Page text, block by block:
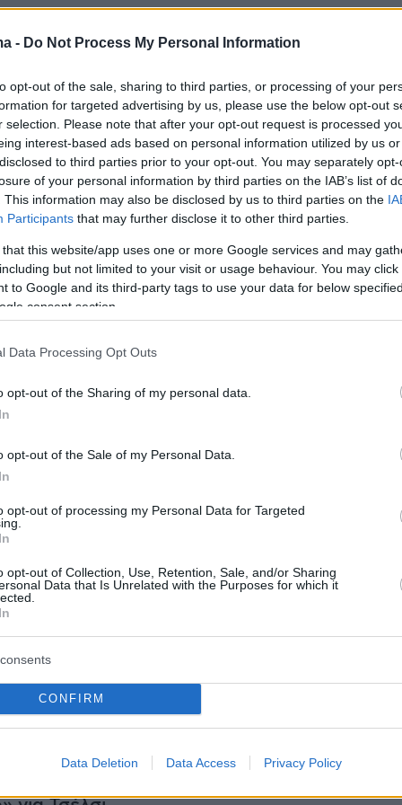
- Do Not Process My Personal Information
opt-out of the sale, sharing to third parties, or processing of your
for targeted advertising by us, please use the below opt-out
selection. Please note that after your opt-out request is processed
interest-based ads based on personal information utilized by us
to third parties prior to your opt-out. You may separately
of your personal information by third parties on the IAB’s list of
This information may also be disclosed by us to third parties on the
Participants that may further disclose it to other third parties.
that this website/app uses one or more Google services and may
but not limited to your visit or usage behaviour. You may
to Google and its third-party tags to use your data for below
consent section.
Data Processing Opt Outs
opt-out of the Sharing of my personal data.
opt-out of the Sale of my Personal Data.
opt-out of processing my Personal Data for Targeted
opt-out of Collection, Use, Retention, Sale, and/or Sharing
Data that Is Unrelated with the Purposes for which it
CONFIRM
Data Deletion Data Access Privacy Policy
και ήρθε στο 25ο λεπτό. Ο
όμως είδε τον Κέλεχερ να απλώνει το πόδι
σταματά με δυσκολία στο τετ α τετ.
σωτήριων επεμβάσεων παρέλαβε δύο λεπτά
ο οποίος έβαλε κομβικό μπλοκ στον
και τού στέρησε ένα σχεδόν βέβαιο
ομάδα του Κλοπ πάντως να έχει την κατοχή
να γίνει επικίνδυνη.
άνοιξε περισσότερο στο δεύτερο μέρος και
ενώ στο 66' το τελείωμα του Ελάνγκα
άουτ. Σταδιακά οι φιλοξενούμενοι άρχισαν
τον ρυθμό τους και να πιέζουν για τα γκολ,
Νότιγχαμ κρατούσε το μηδέν και τον
της.
Μουρίγιο από το κόρνερ, ωστόσο η ομάδα
δεν μπόρεσε να αντέξει μέχρι το
έβγαλε φοβερή σέντρα και ο Νούνιες
μπάλα στα δίχτυα με το κεφάλι για να
που όλα έδειχναν τελειωμένα, στη
πολύτιμη νίκη και να τη διατηρήσει στην
League!